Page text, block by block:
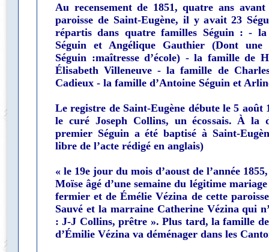
Au recensement de 1851, quatre ans
paroisse de Saint-Eugène, il y avait 23
répartis dans quatre familles Séguin : -
Séguin et Angélique Gauthier (Dont
Séguin :maîtresse d’école) - la famille de
Élisabeth Villeneuve - la famille de
Cadieux - la famille d’Antoine Séguin et
Le registre de Saint-Eugène débute le 5 août
le curé Joseph Collins, un écossais. À la
premier Séguin a été baptisé à Saint-
libre de l’acte rédigé en anglais)
« le 19e jour du mois d’aoust de l’année
Moïse âgé d’une semaine du légitime
fermier et de Émélie Vézina de cette
Sauvé et la marraine Catherine Vézina qui
: J-J Collins, prêtre ». Plus tard, la famille
d’Émilie Vézina va déménager dans les